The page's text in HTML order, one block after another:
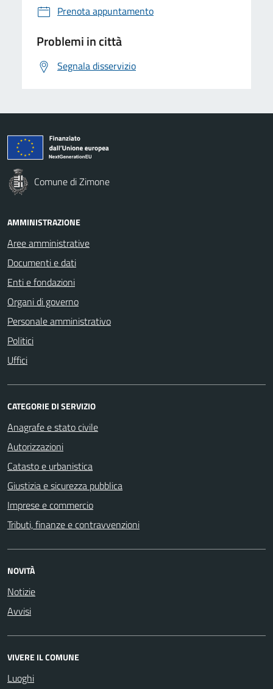
Prenota appuntamento
Problemi in città
Segnala disservizio
Comune di Zimone
AMMINISTRAZIONE
Aree amministrative
Documenti e dati
Enti e fondazioni
Organi di governo
Personale amministrativo
Politici
Uffici
CATEGORIE DI SERVIZIO
Anagrafe e stato civile
Autorizzazioni
Catasto e urbanistica
Giustizia e sicurezza pubblica
Imprese e commercio
Tributi, finanze e contravvenzioni
NOVITÀ
Notizie
Avvisi
VIVERE IL COMUNE
Luoghi